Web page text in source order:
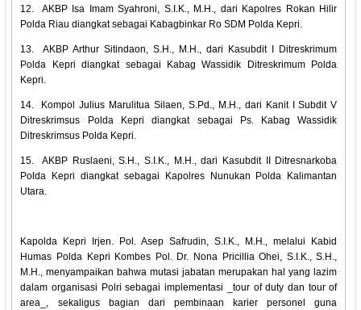
12.
AKBP Isa Imam Syahroni, S.I.K., M.H., dari Kapolres Rokan Hilir
Polda Riau diangkat sebagai Kabagbinkar Ro SDM Polda Kepri.
13.
AKBP Arthur Sitindaon, S.H., M.H., dari Kasubdit I Ditreskrimum
Polda Kepri diangkat sebagai Kabag Wassidik Ditreskrimum Polda
Kepri.
14.
Kompol Julius Marulitua Silaen, S.Pd., M.H., dari Kanit I Subdit V
Ditreskrimsus Polda Kepri diangkat sebagai Ps. Kabag Wassidik
Ditreskrimsus Polda Kepri.
15.
AKBP Ruslaeni, S.H., S.I.K., M.H., dari Kasubdit II Ditresnarkoba
Polda Kepri diangkat sebagai Kapolres Nunukan Polda Kalimantan
Utara.
Kapolda Kepri Irjen. Pol. Asep Safrudin, S.I.K., M.H., melalui Kabid
Humas Polda Kepri Kombes Pol. Dr. Nona Pricillia Ohei, S.I.K., S.H.,
M.H., menyampaikan bahwa mutasi jabatan merupakan hal yang lazim
dalam organisasi Polri sebagai implementasi _tour of duty dan tour of
area_, sekaligus bagian dari pembinaan karier personel guna